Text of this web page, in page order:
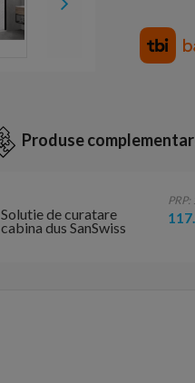
Produse
Solutie de curatare
cabina dus SanSwiss